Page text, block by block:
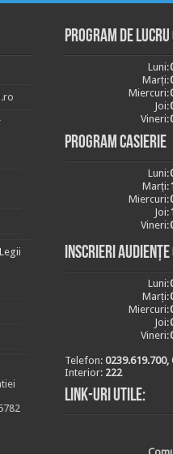
Program de
Luni:
Marți:
Miercuri:
Joi:
Vineri:
Program casierie
Luni:
Marți:
Miercuri:
Joi:
Vineri:
Inscrieri audiențe
Luni:
Marți:
Miercuri:
Joi:
Vineri:
Telefon: 0239.619.700,
Interior: 222
Link-uri utile: